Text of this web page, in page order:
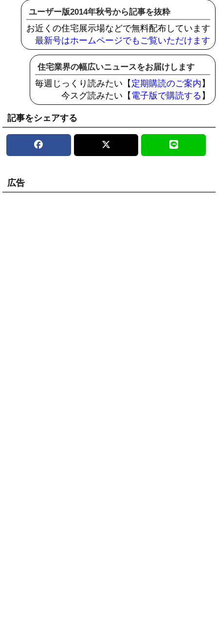
ユーザー版2014年秋号から記事を抜粋
お近くの住宅展示場などで無料配布しています
最新号はホームページでもご覧いただけます
住宅業界の幅広いニュースをお届けします
毎週じっくり読みたい【 定期購読のご案内 】
今スグ読みたい【 電子版で購読する 】
記事をシェアする
広告